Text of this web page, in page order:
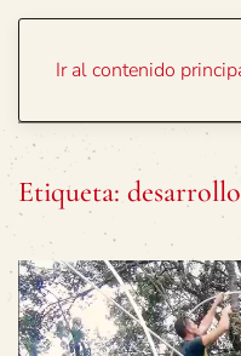
Ir al contenido
Etiqueta: